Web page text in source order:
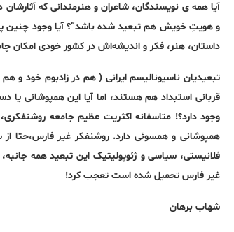
آیا همه ی نویسندگان، شاعران و هنرمندانی که
و هویتِ خویش هم تبعید شده باشد”؟ آیا وجود چنین
داستان، هنر، فکر و اندیشه‌اش در کشور خودی
تبعیدیان ناسیونالیسم ایرانی ( هم در زادبوم خود و
قربانی استبداد هم هستند، اما آیا این همپوشانی
وجود دارد؟! متاسفانه اکثریت عظیم جامعه
همپوشانی و همسوئی دارد. روشنفکر غیر فارس،حتا
فلانیستی، سیاسی و ژئوپولیتیک این تبعید همه
غیر فارس تحمیل شده است تعجب کرد!
شهاب برهان